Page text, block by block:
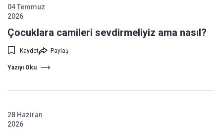
04 Temmuz
2026
Çocuklara camileri sevdirmeliyiz ama nasıl?
Kaydet Paylaş
Yazıyı Oku
28 Haziran
2026